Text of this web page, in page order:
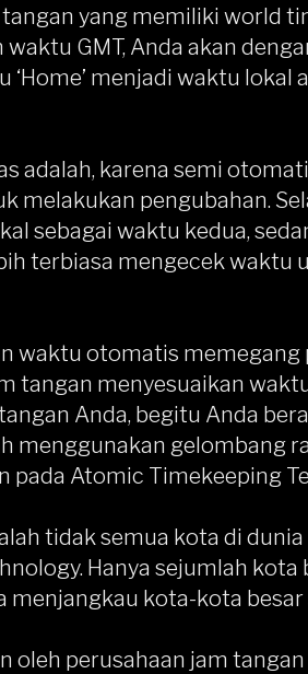
yang memiliki world
GMT, Anda akan
menjadi waktu lokal
adalah, karena semi
melakukan pengubahan.
sebagai waktu kedua,
terbiasa mengecek waktu
waktu otomatis memegang
tangan menyesuaikan
Anda, begitu Anda
menggunakan gelombang
pada Atomic Timekeeping
tidak semua kota di
Hanya sejumlah kota
kota-kota besar
perusahaan jam tangan